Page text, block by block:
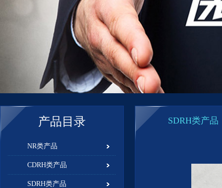
产品目录
NR类产品
CDRH类产品
SDRH类产品
SDRH类产品